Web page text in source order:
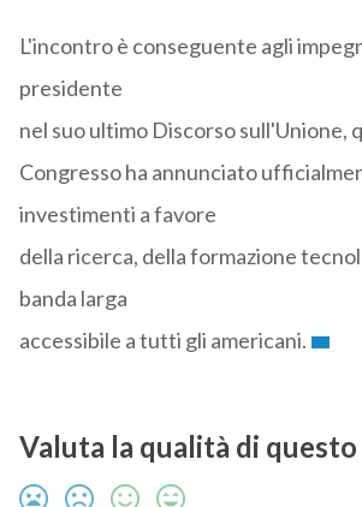
L'incontro è conseguente agli
presidente
nel suo ultimo Discorso sull'Unione,
Congresso ha annunciato
investimenti a favore
della ricerca, della formazione
banda larga
accessibile a tutti gli americani.
Valuta la qualità di